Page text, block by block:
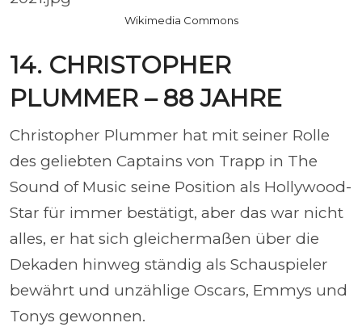
Wikimedia Commons
14. CHRISTOPHER
PLUMMER – 88 JAHRE
Christopher Plummer hat mit seiner Rolle
des geliebten Captains von Trapp in The
Sound of Music seine Position als Hollywood-
Star für immer bestätigt, aber das war nicht
alles, er hat sich gleichermaßen über die
Dekaden hinweg ständig als Schauspieler
bewährt und unzählige Oscars, Emmys und
Tonys gewonnen.